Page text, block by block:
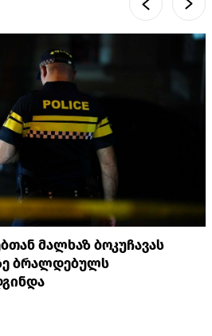
მალხაზ ბოკუჩავას
ბრალდებულს